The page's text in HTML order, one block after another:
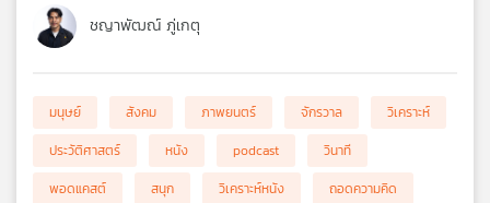
ชญาพัฒณ์ ภู่เกตุ
มนุษย์ สังคม ภาพยนตร์ จักรวาล
วิเคราะห์
ประวัติศาสตร์
หนัง podcast
วินาที
พอดแคสต์
สนุก วิเคราะห์หนัง
ถอดความคิด